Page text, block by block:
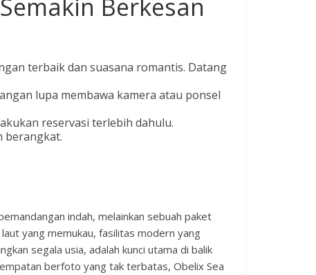
Berkesan
terbaik dan suasana romantis. Datang
lupa membawa kamera atau ponsel
reservasi terlebih dahulu.
berangkat.
indah, melainkan sebuah paket
yang memukau, fasilitas modern yang
segala usia, adalah kunci utama di balik
berfoto yang tak terbatas, Obelix Sea